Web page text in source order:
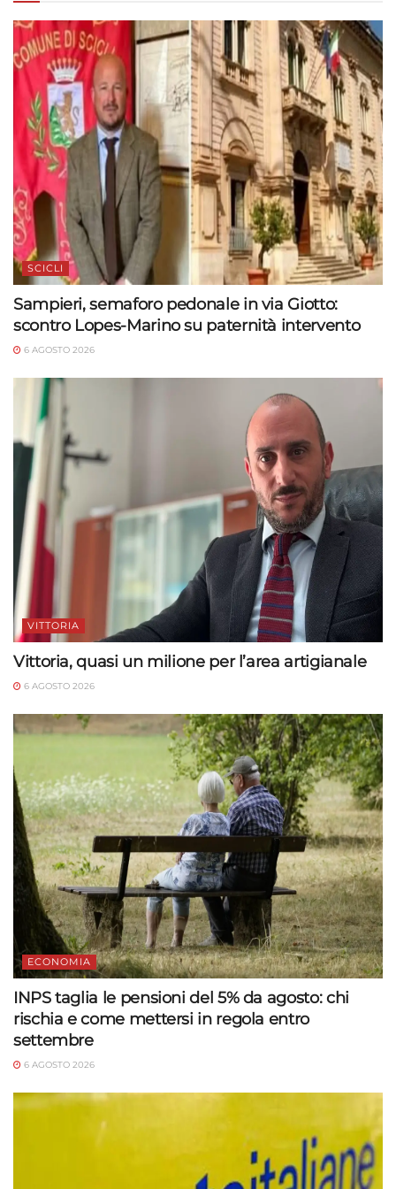
SCICLI
Sampieri, semaforo pedonale in via Giotto:
scontro Lopes-Marino su paternità intervento
6 AGOSTO 2026
VITTORIA
Vittoria, quasi un milione per l’area artigianale
6 AGOSTO 2026
ECONOMIA
INPS taglia le pensioni del 5% da agosto: chi
rischia e come mettersi in regola entro
settembre
6 AGOSTO 2026